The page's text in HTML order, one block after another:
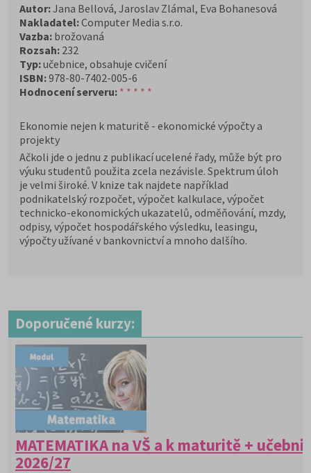
Autor:Jana Bellová, Jaroslav Zlámal, Eva Bohanesová
Nakladatel:Computer Media s.r.o.
Vazba: brožovaná
Rozsah: 232
Typ:učebnice, obsahuje cvičení
ISBN:978-80-7402-005-6
Hodnocení serveru: * * * * *
Ekonomie nejen k maturitě - ekonomické výpočty a
projekty
Ačkoli jde o jednu z publikací ucelené řady, může být pro
výuku studentů použita zcela nezávisle. Spektrum úloh
je velmi široké. V knize tak najdete například
podnikatelský rozpočet, výpočet kalkulace, výpočet
technicko-ekonomických ukazatelů, odměňování, mzdy,
odpisy, výpočet hospodářského výsledku, leasingu,
výpočty užívané v bankovnictví a mnoho dalšího.
Doporučené kurzy:
MATEMATIKA na VŠ a k maturitě +
2026/27